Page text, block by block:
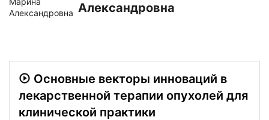
Александровна
Основные векторы инноваций в
лекарственной терапии опухолей для
клинической практики